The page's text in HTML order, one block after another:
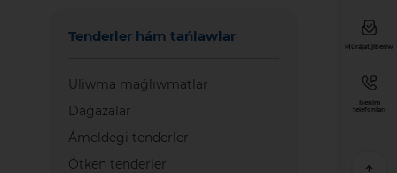
Tenderler hám tańlawlar
Uliwma maǵlıwmatlar
Daǵazalar
Ámeldegi tenderler
Ótken tenderler
Múrájat jiberiw
Isenim
telefonları